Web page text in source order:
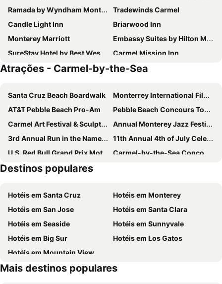
Ramada by Wyndham Monterey
Tradewinds Carmel
Candle Light Inn
Briarwood Inn
Monterey Marriott
Embassy Suites by Hilton Monterey Bay Seaside
SureStay Hotel by Best Western Seaside Monterey
Carmel Mission Inn
La Playa Hotel
Stilwell Hotel
Best Western Carmel's Town House Lodge
Carmel Valley Ranch, in The Unbound Collection by Hyatt
Lobos Lodge
Le Petit Pali at 8th Ave
Svendsgaard's Inn
Colton Inn
Hilton Garden Inn Monterey
Hotel Pacific
Monterey Bay Lodge
Victorian Inn
Travelodge by Wyndham Monterey Bay
Atrações - Carmel-by-the-Sea
Santa Cruz Beach Boardwalk
Monterrey International Film Festival
AT&T Pebble Beach Pro-Am
Pebble Beach Concours Tour d'Elegance
Carmel Art Festival & Sculpture in the Park
Annual Monterey Jazz Festival
3rd Annual Run in the Name of Love
11th Annual 4th of July Celebration
U.S. Red Bull Grand Prix Motorcycle Races
Carmel-by-the-Sea Concours on the Avenue
Breakfast with the Bunny
Monterrey Flamenco Festival
Monterey Regional Airport
Hazlo Tu Monterrey
17-Miles-Scenic-Drive
Destinos populares
Hotéis em Santa Cruz
Hotéis em Monterey
Hotéis em San Jose
Hotéis em Santa Clara
Hotéis em Seaside
Hotéis em Sunnyvale
Hotéis em Big Sur
Hotéis em Los Gatos
Hotéis em Mountain View
Mais destinos populares